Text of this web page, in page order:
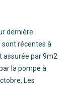
dernière
récentes à
assurée par 9m2
la pompe à
Les